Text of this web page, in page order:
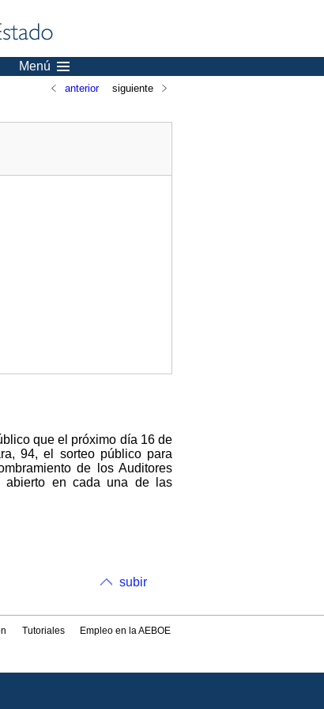
Menú
anterior siguiente
que el próximo día 16 de
94, el sorteo público para
de los Auditores
abierto en cada una de las
subir
Tutoriales Empleo en la AEBOE